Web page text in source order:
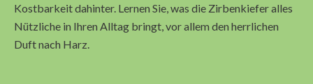
Kostbarkeit dahinter. Lernen Sie, was die Zirbenkiefer alles
Nützliche in Ihren Alltag bringt, vor allem den herrlichen
Duft nach Harz.